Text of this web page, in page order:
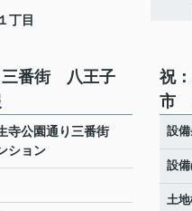
１丁目
三番街 八王子
寺公園通り三番街
ション
祝
市
設
設
土地